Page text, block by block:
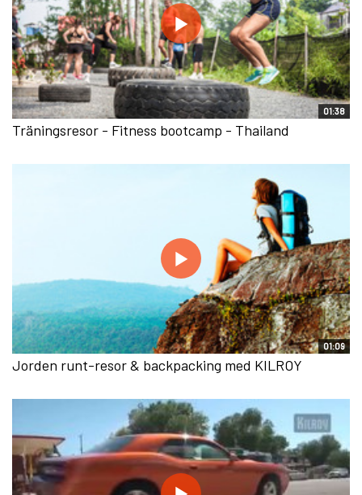
01:38
Träningsresor - Fitness bootcamp - Thailand
01:09
Jorden runt-resor & backpacking med KILROY